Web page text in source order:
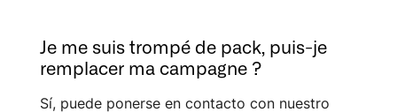
Je me suis trompé de pack, puis-je
remplacer ma campagne ?
Sí, puede ponerse en contacto con nuestro